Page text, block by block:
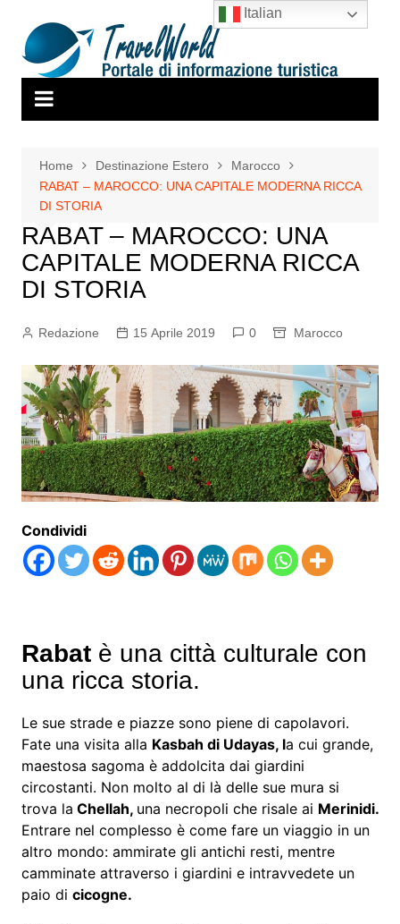
contenuto
Home Destinazione Estero
Marocco
RABAT – MAROCCO: UNA CAPITALE MODERNA RICCA
DI STORIA
RABAT – MAROCCO: UNA
CAPITALE MODERNA RICCA
DI STORIA
Redazione 15 Aprile 2019 0 Marocco
Condividi
Rabatè una città culturale con
una ricca storia.
Le sue strade e piazze sono piene di capolavori.
Fate una visita alla Kasbah di Udayas, la cui grande,
maestosa sagoma è addolcita dai giardini
circostanti. Non molto al di là delle sue mura si
trova la Chellah, una necropoli che risale ai Merinidi.
Entrare nel complesso è come fare un viaggio in un
altro mondo: ammirate gli antichi resti, mentre
camminate attraverso i giardini e intravvedete un
paio di cicogne.
Italian